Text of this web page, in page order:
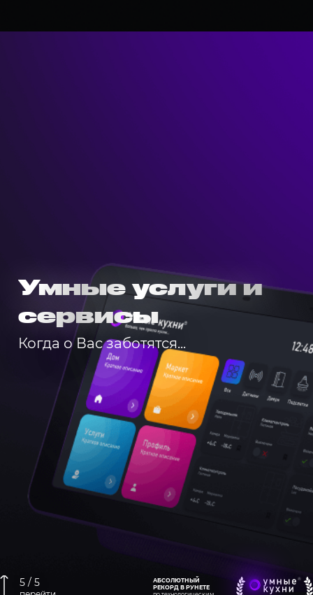
Умные услуги и
сервисы
Когда о Вас заботятся...
5 / 5
АБСОЛЮТНЫЙ
РЕКОРД В РУНЕТЕ